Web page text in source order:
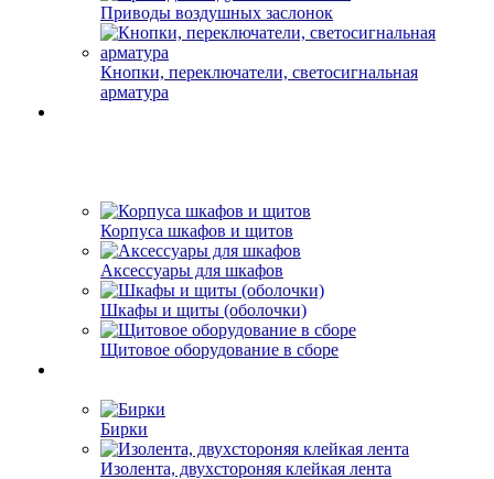
Приводы воздушных заслонок
Кнопки, переключатели, светосигнальная
арматура
Корпуса шкафов и щитов
Аксессуары для шкафов
Шкафы и щиты (оболочки)
Щитовое оборудование в сборе
Бирки
Изолента, двухстороняя клейкая лента